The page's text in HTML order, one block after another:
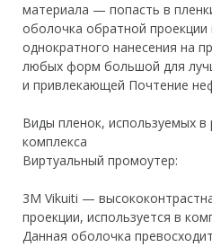
материала — попасть в
оболочка обратной проекции
однократного нанесения на
любых форм большой для
и привлекающей Почтение
Виды пленок, используемых в
комплекса
Виртуальный промоутер:
3M Vikuiti —
проекции, используется в
Данная оболочка